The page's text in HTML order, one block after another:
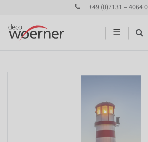
+49 (0)7131 – 4064 0
☰